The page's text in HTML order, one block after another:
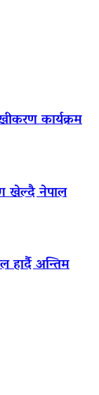
कार्यक्रम
खेल्दै नेपाल
अन्तिम